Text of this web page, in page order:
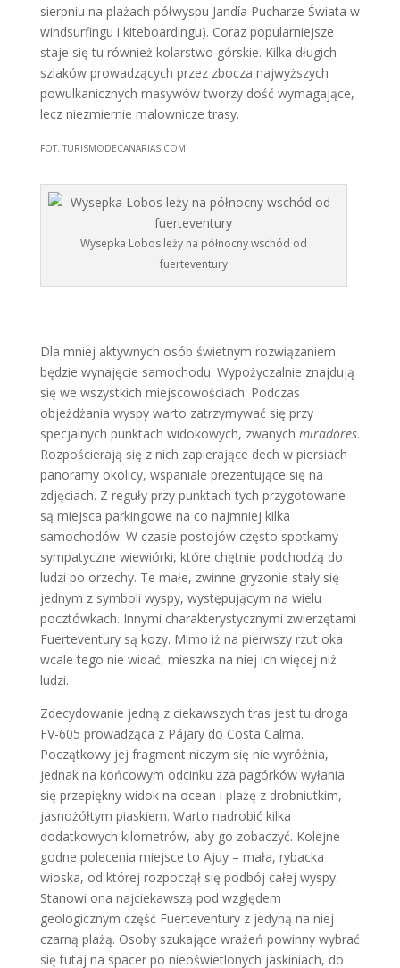
sierpniu na plażach półwyspu Jandía Pucharze Świata w
windsurfingu i kiteboardingu). Coraz popularniejsze
staje się tu również kolarstwo górskie. Kilka długich
szlaków prowadzących przez zbocza najwyższych
powulkanicznych masywów tworzy dość wymagające,
lecz niezmiernie malownicze trasy.
FOT. TURISMODECANARIAS.COM
Wysepka Lobos leży na północny wschód od
fuerteventury
Dla mniej aktywnych osób świetnym rozwiązaniem
będzie wynajęcie samochodu. Wypożyczalnie znajdują
się we wszystkich miejscowościach. Podczas
objeżdżania wyspy warto zatrzymywać się przy
specjalnych punktach widokowych, zwanych miradores.
Rozpościerają się z nich zapierające dech w piersiach
panoramy okolicy, wspaniale prezentujące się na
zdjęciach. Z reguły przy punktach tych przygotowane
są miejsca parkingowe na co najmniej kilka
samochodów. W czasie postojów często spotkamy
sympatyczne wiewiórki, które chętnie podchodzą do
ludzi po orzechy. Te małe, zwinne gryzonie stały się
jednym z symboli wyspy, występującym na wielu
pocztówkach. Innymi charakterystycznymi zwierzętami
Fuerteventury są kozy. Mimo iż na pierwszy rzut oka
wcale tego nie widać, mieszka na niej ich więcej niż
ludzi.
Zdecydowanie jedną z ciekawszych tras jest tu droga
FV-605 prowadząca z Pájary do Costa Calma.
Początkowy jej fragment niczym się nie wyróżnia,
jednak na końcowym odcinku zza pagórków wyłania
się przepiękny widok na ocean i plażę z drobniutkim,
jasnożółtym piaskiem. Warto nadrobić kilka
dodatkowych kilometrów, aby go zobaczyć. Kolejne
godne polecenia miejsce to Ajuy – mała, rybacka
wioska, od której rozpoczął się podbój całej wyspy.
Stanowi ona najciekawszą pod względem
geologicznym część Fuerteventury z jedyną na niej
czarną plażą. Osoby szukające wrażeń powinny wybrać
się tutaj na spacer po nieoświetlonych jaskiniach, do